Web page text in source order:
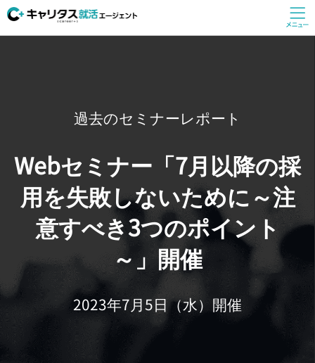
過去のセミナーレポート
Webセミナー「7月以降の採
用を失敗しないために～注
意すべき3つのポイント
～」開催
2023年7月5日（水）開催